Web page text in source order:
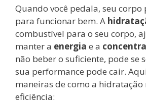
Quando você pedala, seu corpo
para funcionar bem. A
combustível para o seu corpo,
manter a energia e a
não beber o suficiente, pode se
sua performance pode cair.
maneiras de como a hidratação
eficiência: